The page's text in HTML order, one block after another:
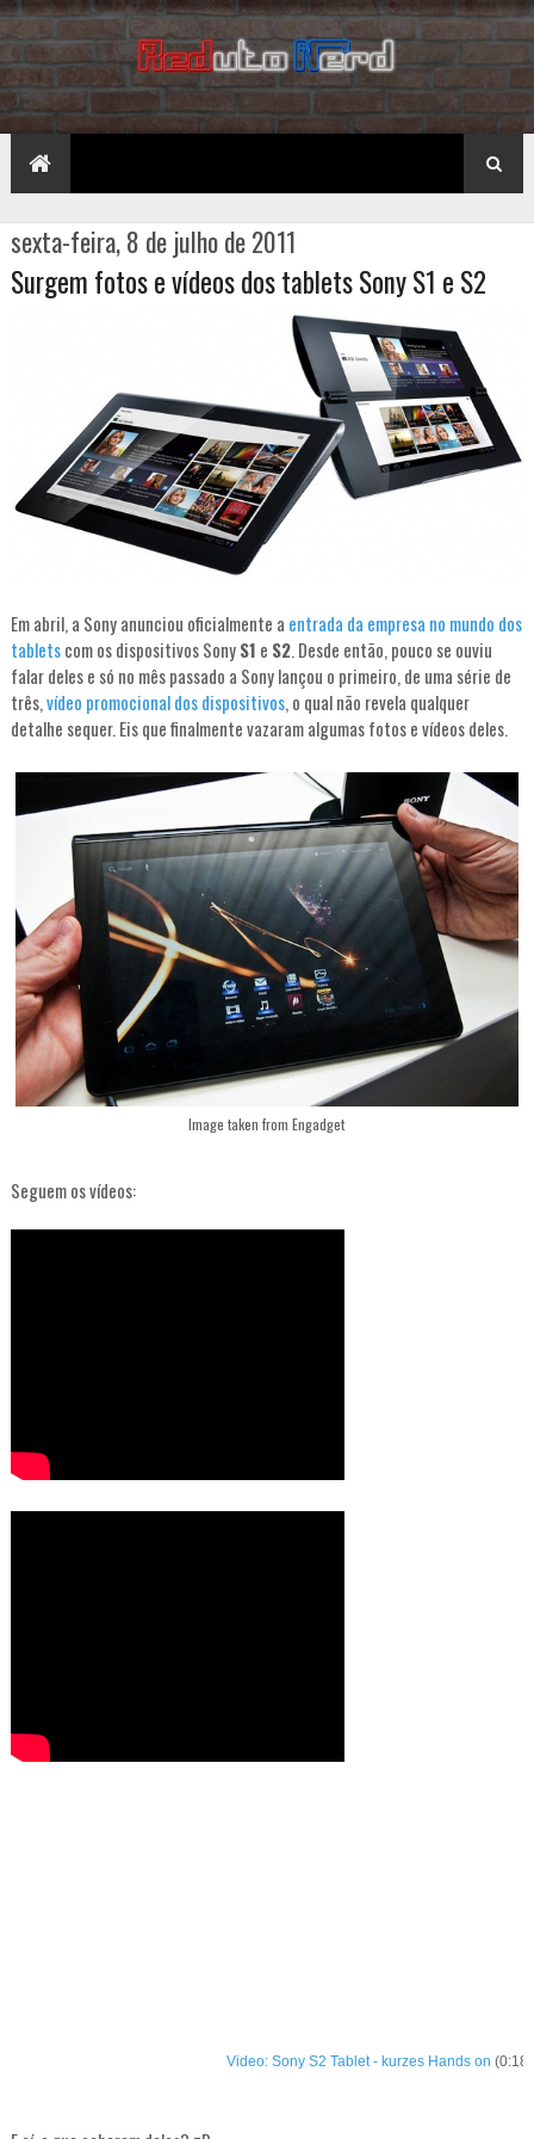
sexta-feira, 8 de julho de 2011
Surgem fotos e vídeos dos tablets Sony S1 e S2
Em abril, a Sony anunciou oficialmente a entrada da empresa no mundo dos
tabletscom os dispositivos SonyS1 e S2. Desde então, pouco se ouviu
falar deles e só no mês passado a Sony lançou o primeiro, de uma série de
três,vídeo promocional dos dispositivos, o qual não revela qualquer
detalhe sequer. Eis que finalmente vazaram algumas fotos e vídeos deles.
Image taken from Engadget
Seguem os vídeos:
Video: Sony S2 Tablet - kurzes Hands on (0:18)